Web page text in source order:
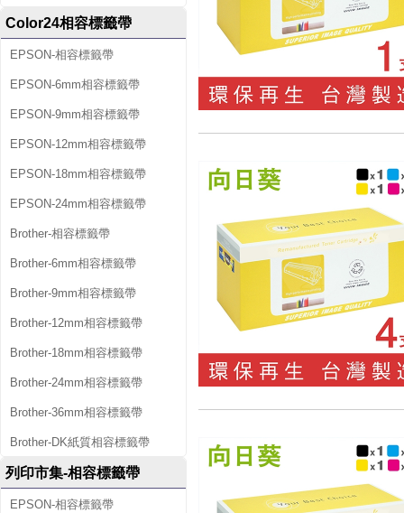
Color24相容標籤帶
EPSON-相容標籤帶
EPSON-6mm相容標籤帶
EPSON-9mm相容標籤帶
EPSON-12mm相容標籤帶
EPSON-18mm相容標籤帶
EPSON-24mm相容標籤帶
Brother-相容標籤帶
Brother-6mm相容標籤帶
Brother-9mm相容標籤帶
Brother-12mm相容標籤帶
Brother-18mm相容標籤帶
Brother-24mm相容標籤帶
Brother-36mm相容標籤帶
Brother-DK紙質相容標籤帶
列印市集-相容標籤帶
EPSON-相容標籤帶